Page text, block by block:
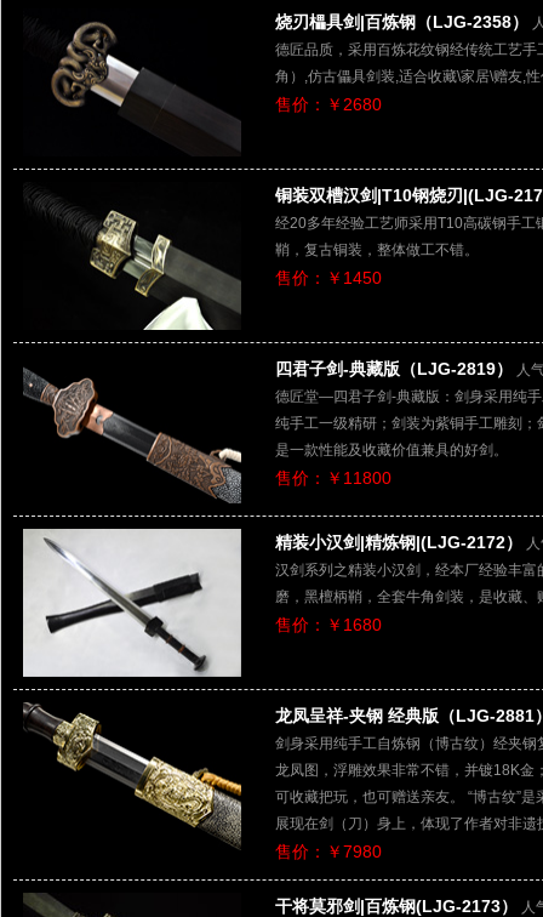
烧刃櫑具剑|百炼钢（LJG-2358）
德匠品质，采用百炼花纹钢经传统工艺
角）,仿古儡具剑装,适合收藏\家居\赠友,
售价：￥2680
铜装双槽汉剑|T10钢烧刃|(LJG-
经20多年经验工艺师采用T10高碳钢手
鞘，复古铜装，整体做工不错。
售价：￥1450
四君子剑-典藏版（LJG-2819）
人
德匠堂—四君子剑-典藏版：剑身采用纯
纯手工一级精研；剑装为紫铜手工雕刻
是一款性能及收藏价值兼具的好剑。
售价：￥11800
精装小汉剑|精炼钢|(LJG-2172）
汉剑系列之精装小汉剑，经本厂经验丰
磨，黑檀柄鞘，全套牛角剑装，是收藏、
售价：￥1680
龙凤呈祥-夹钢 经典版（LJG-2881
剑身采用纯手工自炼钢（博古纹）经夹
龙凤图，浮雕效果非常不错，并镀18K金
可收藏把玩，也可赠送亲友。 “博古纹”
展现在剑（刀）身上，体现了作者对非遗
售价：￥7980
干将莫邪剑|百炼钢(LJG-2173）
人